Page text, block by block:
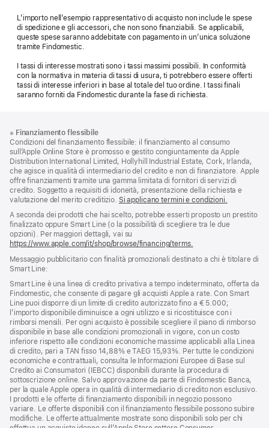
L’importo nell’esempio rappresentativo di acquisto non include le spese
di spedizione e gli accessori, che non sono finanziabili. Se applicabili,
queste spese saranno addebitate con pagamento in un’unica soluzione
tramite Findomestic.
I tassi di interesse mostrati sono i tassi massimi possibili. In conformità
con la normativa in materia di tassi di usura, ti potrebbero essere offerti
tassi di interesse inferiori in base al totale del tuo ordine. I tassi finali
saranno forniti da Findomestic durante la fase di richiesta.
di
pagina
a
piè
di
pagina
※ Finanziamento flessibile
Condizioni del finanziamento flessibile: il finanziamento al consumo
sull’Apple Online Store è promosso e gestito congiuntamente da Apple
Distribution International Limited, Hollyhill Industrial Estate, Cork, Irlanda,
che agisce in qualità di intermediario del credito e non di finanziatore. Apple
offre finanziamenti tramite una gamma limitata di fornitori di servizi di
credito. Soggetto a requisiti di idoneità, presentazione della richiesta e
valutazione del merito creditizio. Si applicano termini e condizioni.
A seconda dei prodotti che hai scelto, potrebbe esserti proposto un prestito
finalizzato oppure Smart Line (o la possibilità di scegliere tra le due
opzioni). Per maggiori dettagli, vai su
https://www.apple.com/it/shop/browse/financing/terms.
Messaggio pubblicitario con finalità promozionali destinato a chi è titolare di
Smart Line:
Smart Line è una linea di credito privativa a tempo indeterminato, offerta da
Findomestic, che consente di pagare gli acquisti Apple a rate. Con Smart
Line puoi disporre di un limite di credito autorizzato fino a € 5.000;
l’importo disponibile diminuisce a ogni utilizzo e si ricostituisce con i
rimborsi mensili. Per ogni acquisto è possibile scegliere il piano di rimborso
disponibile in base alle condizioni promozionali in vigore, con un costo
inferiore rispetto alle condizioni economiche massime applicabili alla Linea
di credito, pari a TAN fisso 14,88% e TAEG 15,93%. Per tutte le condizioni
economiche e contrattuali, consulta le Informazioni Europee di Base sul
Credito ai Consumatori (IEBCC) disponibili durante la procedura di
sottoscrizione online. Salvo approvazione da parte di Findomestic Banca,
per la quale Apple opera in qualità di intermediario di credito non esclusivo.
I prodotti e le offerte di finanziamento disponibili in negozio possono
variare. Le offerte disponibili con il finanziamento flessibile possono subire
modifiche. Le offerte attualmente mostrate sono disponibili solo per chi